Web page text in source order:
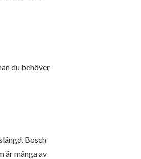
du behöver
Bosch
är många av